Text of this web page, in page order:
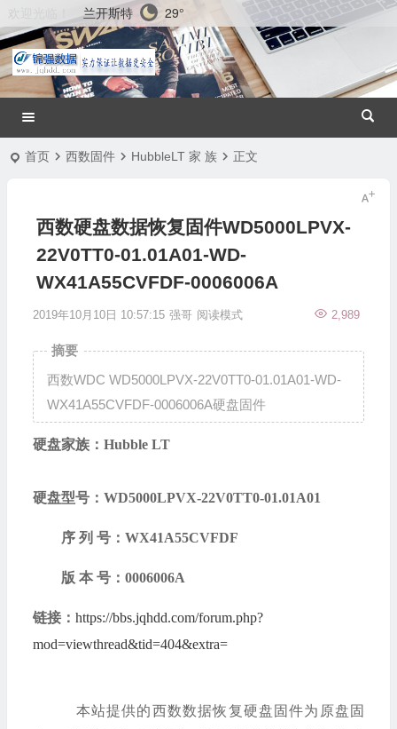
兰开斯特 29°
首页 西数固件 HubbleLT 家 族 正文
西数硬盘数据恢复固件WD5000LPVX-
22V0TT0-01.01A01-WD-
WX41A55CVFDF-0006006A
2019年10月10日 10:57:15 强哥 2,989
阅读模式
摘要
西数WDC WD5000LPVX-22V0TT0-01.01A01-WD-
WX41A55CVFDF-0006006A硬盘固件
硬盘家族： Hubble LT
硬盘型号： WD5000LPVX-22V0TT0-01.01A01
序 列 号： WX41A55CVFDF
版 本 号： 0006006A
链接： https://bbs.jqhdd.com/forum.php?
mod=viewthread&tid=404&extra=
本站提供的西数数据恢复硬盘固件为原盘固